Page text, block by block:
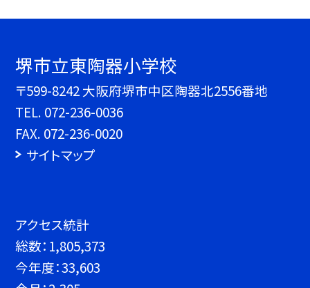
堺市立東陶器小学校
〒599-8242 大阪府堺市中区陶器北2556番地
TEL. 072-236-0036
FAX. 072-236-0020
サイトマップ
アクセス統計
総数： 1,805,373
今年度：33,603